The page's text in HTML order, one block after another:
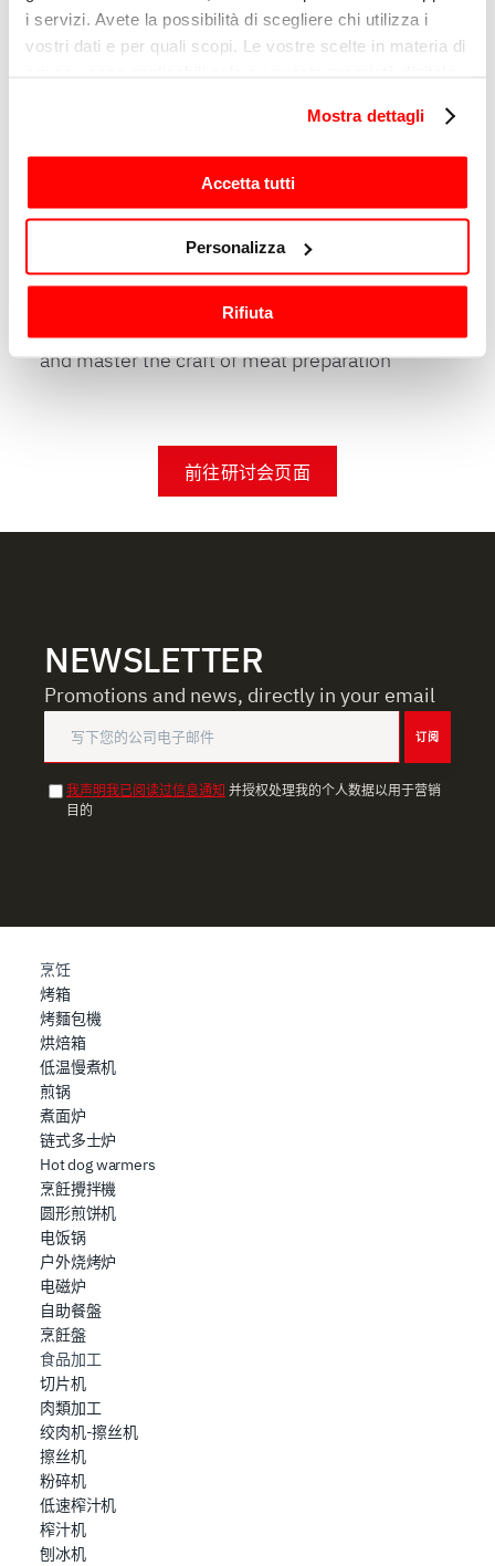
i servizi. Avete la possibilità di scegliere chi utilizza i
vostri dati e per quali scopi. Le vostre scelte in materia di
modificare o revocare il proprio consenso in qualsiasi
momento dalla Dichiarazione sui cookie o facendo clic
sull'icona di attivazione della privacy.
raccogliere informazioni sulla tua posizione
geografica, con un'approssimazione di qualche
Identificare il tuo dispositivo, scansionandolo
attivamente alla ricerca di caratteristiche specifiche
e imposta le tue preferenze nellasezione dettagli
modificare o ritirare il tuo consenso in qualsiasi momento
inoltre informazioni sul modo in cui l’utente utilizza il
nostro sito con i nostri partner che si occupano di analisi
dei dati web, pubblicità e social media, i quali potrebbero
combinarle con altre informazioni che ha fornito loro o
Mostra dettagli
Accetta tutti
Personalizza
Rifiuta
WORKSHOP
The most iconic Italian food explain in all its
From Cuts to Culinary Creations
Discover new cuts, perfect your knife skills,
and master the craft of meat preparation
前往研讨会页面
NEWSLETTER
Promotions and news, directly in your email
订阅
我声明我已阅读过信息通知 并授权处理我的个人数据以用于营销
目的
烹饪
烤箱
烤麵包機
烘焙箱
低温慢煮机
煎锅
煮面炉
链式多士炉
Hot dog warmers
烹飪攪拌機
圆形煎饼机
电饭锅
户外烧烤炉
电磁炉
自助餐盤
烹飪盤
食品加工
切片机
肉類加工
绞肉机-擦丝机
擦丝机
粉碎机
低速榨汁机
榨汁机
刨冰机